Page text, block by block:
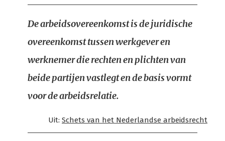
De arbeidsovereenkomst is de juridische
overeenkomst tussen werkgever en
werknemer die rechten en plichten van
beide partijen vastlegt en de basis vormt
voor de arbeidsrelatie.
Uit: Schets van het Nederlandse arbeidsrecht